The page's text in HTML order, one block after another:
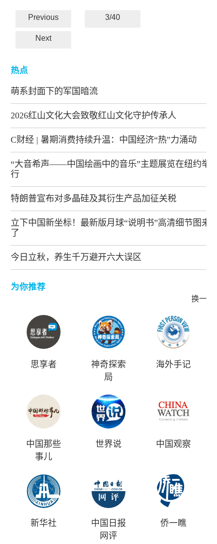
Previous 3/40
Next
热点
萌系封面下的军国暗流
2026红山文化大会致敬红山文化守护传承人
C财经 | 暑期消费持续升温：中国经济“热”力涌动
“大音希声——中国绘画中的音乐”主题展览在纽约举
行
特朗普宣布对多晶硅及其衍生产品加征关税
立下中国新坐标！最新版月球“说明书”高清细节图来
了
今日立秋，养生千万避开六大误区
为你推荐
换一批
思享者
神奇探索
局
海外手记
中国那些
事儿
世界说 中国观察
新华社
中国日报
网评
侨一瞧